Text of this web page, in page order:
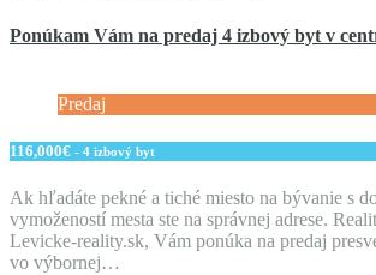
Ponúkam Vám na predaj 4 izbový byt v
Predaj
116,000€ - 4 izbový byt
Ak hľadáte pekné a tiché miesto na bývanie s
vymožeností mesta ste na správnej adrese.
Levicke-reality.sk, Vám ponúka na predaj
vo výbornej…